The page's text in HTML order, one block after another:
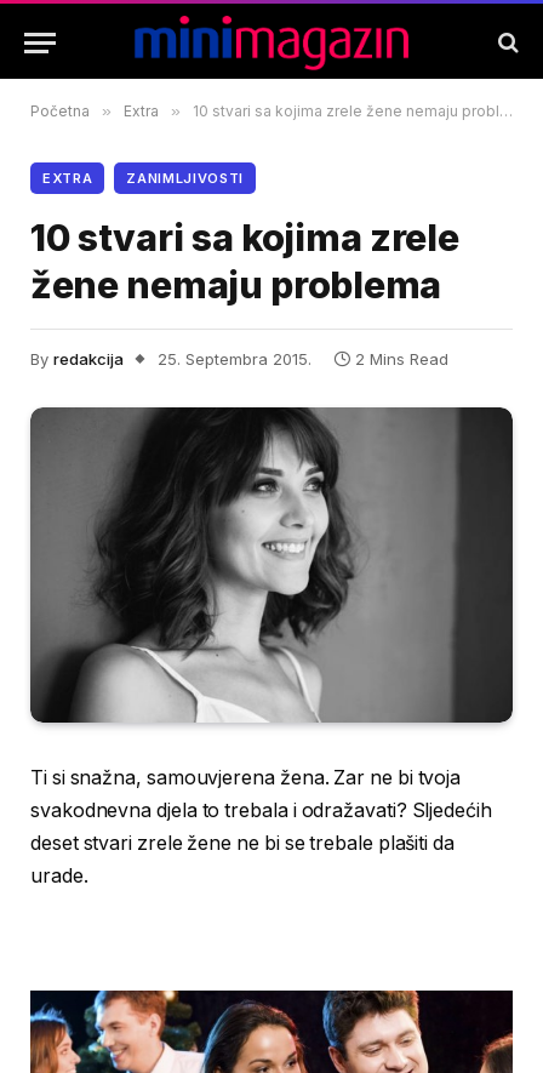
Početna » Extra » 10 stvari sa kojima zrele žene nemaju problema
EXTRA ZANIMLJIVOSTI
10 stvari sa kojima zrele
žene nemaju problema
By redakcija 25. Septembra 2015. 2 Mins Read
Ti si snažna, samouvjerena žena. Zar ne bi tvoja
svakodnevna djela to trebala i odražavati? Sljedećih
deset stvari zrele žene ne bi se trebale plašiti da
urade.